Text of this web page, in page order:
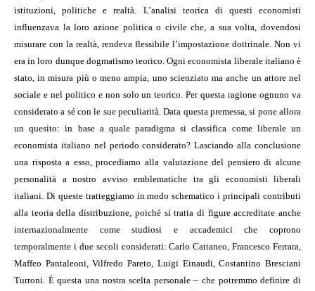
istituzioni, politiche e realtà. L’analisi teorica di questi economisti
influenzava la loro azione politica o civile che, a sua volta, dovendosi
misurare con la realtà, rendeva flessibile l’impostazione dottrinale. Non vi
era in loro dunque dogmatismo teorico. Ogni economista liberale italiano è
stato, in misura più o meno ampia, uno scienziato ma anche un attore nel
sociale e nel politico e non solo un teorico. Per questa ragione ognuno va
considerato a sé con le sue peculiarità. Data questa premessa, si pone allora
un quesito: in base a quale paradigma si classifica come liberale un
economista italiano nel periodo considerato? Lasciando alla conclusione
una risposta a esso, procediamo alla valutazione del pensiero di alcune
personalità a nostro avviso emblematiche tra gli economisti liberali
italiani. Di queste tratteggiamo in modo schematico i principali contributi
alla teoria della distribuzione, poiché si tratta di figure accreditate anche
internazionalmente come studiosi e accademici che coprono
temporalmente i due secoli considerati: Carlo Cattaneo, Francesco Ferrara,
Maffeo Pantaleoni, Vilfredo Pareto, Luigi Einaudi, Costantino Bresciani
Turroni. È questa una nostra scelta personale – che potremmo definire di